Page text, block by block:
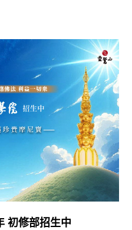
初修部招生中
最新消息